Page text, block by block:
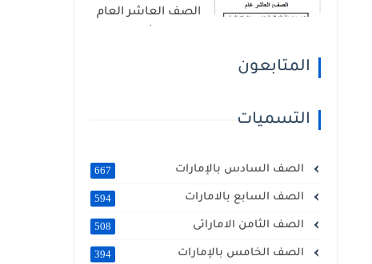
الصف العاشر العام
المتابعون
التسميات
الصف السادس بالإمارات 667
الصف السابع بالامارات 594
الصف الثامن الاماراتى 508
الصف الخامس بالإمارات 394